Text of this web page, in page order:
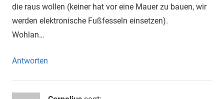
die raus wollen (keiner hat vor eine Mauer zu bauen, wir
werden elektronische Fußfesseln einsetzen).
Wohlan…
Antworten